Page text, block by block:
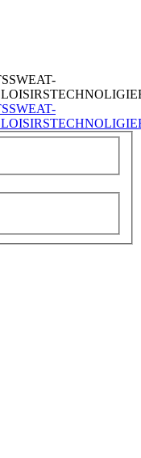
SWEAT-
LOISIRSTECHNOLIGIE
SWEAT-
LOISIRSTECHNOLIGIE